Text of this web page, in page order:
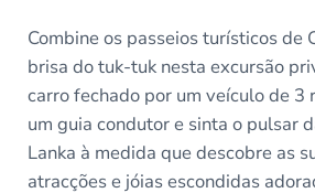
Combine os passeios turísticos de
brisa do tuk-tuk nesta excursão
carro fechado por um veículo de 3
um guia condutor e sinta o pulsar
Lanka à medida que descobre as
atracções e jóias escondidas